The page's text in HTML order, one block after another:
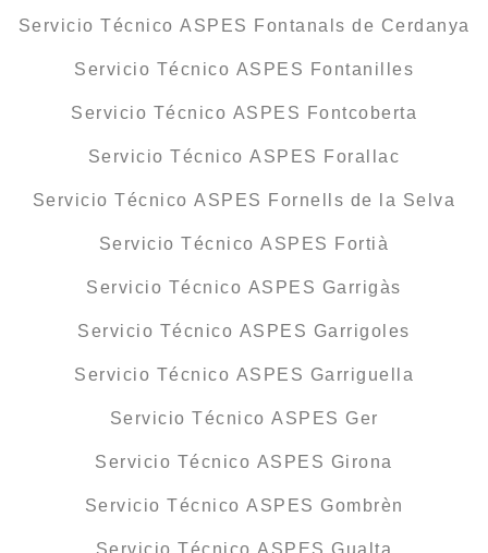
Servicio Técnico ASPES Fontanals de Cerdanya
Servicio Técnico ASPES Fontanilles
Servicio Técnico ASPES Fontcoberta
Servicio Técnico ASPES Forallac
Servicio Técnico ASPES Fornells de la Selva
Servicio Técnico ASPES Fortià
Servicio Técnico ASPES Garrigàs
Servicio Técnico ASPES Garrigoles
Servicio Técnico ASPES Garriguella
Servicio Técnico ASPES Ger
Servicio Técnico ASPES Girona
Servicio Técnico ASPES Gombrèn
Servicio Técnico ASPES Gualta